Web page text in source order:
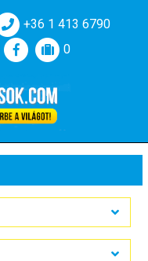
+36 1 413 6790
0